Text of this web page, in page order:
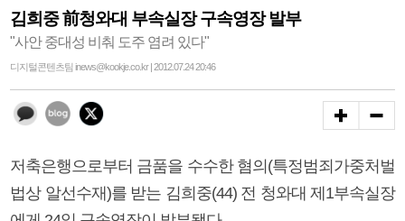
김희중 前청와대 부속실장 구속영장 발부
"사안 중대성 비춰 도주 염려 있다"
디지털콘텐츠팀 inews@kookje.co.kr | 2012.07.24 20:46
저축은행으로부터 금품을 수수한 혐의(특정범죄가중처벌
법상 알선수재)를 받는 김희중(44) 전 청와대 제1부속실장